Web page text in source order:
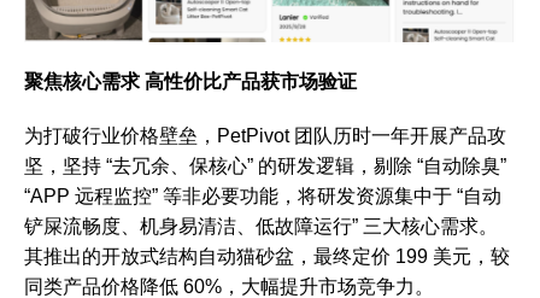
聚焦核心需求 高性价比产品获市场验证
为打破行业价格壁垒，PetPivot 团队历时一年开展产品攻
坚，坚持 “去冗余、保核心” 的研发逻辑，剔除 “自动除臭”
“APP 远程监控” 等非必要功能，将研发资源集中于 “自动
铲屎流畅度、机身易清洁、低故障运行” 三大核心需求。
其推出的开放式结构自动猫砂盆，最终定价 199 美元，较
同类产品价格降低 60%，大幅提升市场竞争力。